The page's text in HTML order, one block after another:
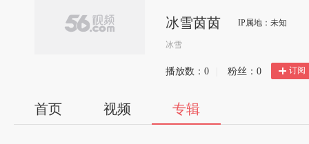
冰雪茵茵 IP属地：未知
冰雪
播放数： 0 粉丝： 0 订阅
首页 视频 专辑